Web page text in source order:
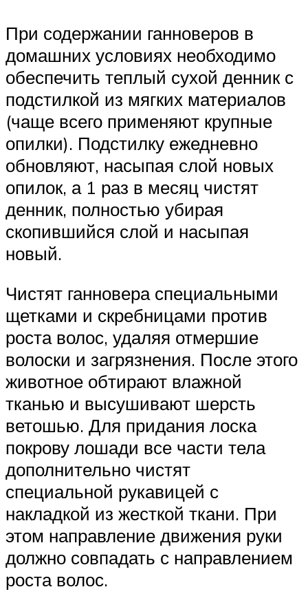
При содержании ганноверов в
домашних условиях необходимо
обеспечить теплый сухой денник с
подстилкой из мягких материалов
(чаще всего применяют крупные
опилки). Подстилку ежедневно
обновляют, насыпая слой новых
опилок, а 1 раз в месяц чистят
денник, полностью убирая
скопившийся слой и насыпая
новый.
Чистят ганновера специальными
щетками и скребницами против
роста волос, удаляя отмершие
волоски и загрязнения. После этого
животное обтирают влажной
тканью и высушивают шерсть
ветошью. Для придания лоска
покрову лошади все части тела
дополнительно чистят
специальной рукавицей с
накладкой из жесткой ткани. При
этом направление движения руки
должно совпадать с направлением
роста волос.